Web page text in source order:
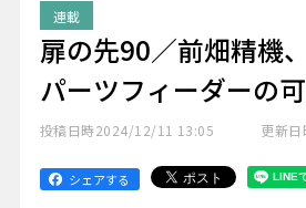
連載
扉の先90／前畑精機
パーツフィーダーの
投稿日時2024/12/11 13:05 更新日
シェアする